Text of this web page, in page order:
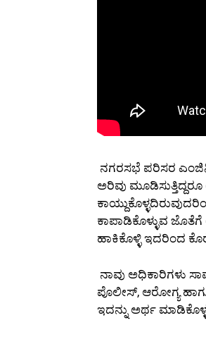
ನಗರಸಭೆ ಪರಿಸರ
ಅರಿವು
ಕಾಪಾಡಿಕೊಳ್ಳುವ ಜೊತೆಗೆ
ಹಾಕಿಕೊಳ್ಳಿ ಇದರಿಂದ
ನಾವು ಅಧಿಕಾರಿಗಳು
ಪೊಲೀಸ್, ಆರೋಗ್ಯ
ಇದನ್ನು ಅರ್ಥ